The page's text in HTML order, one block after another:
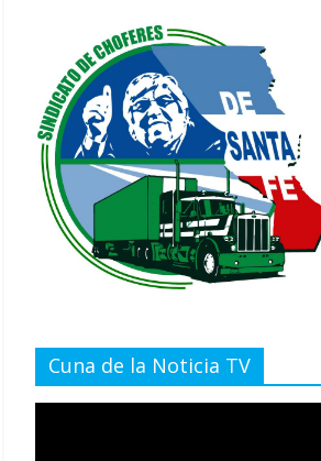
Cuna de la Noticia TV